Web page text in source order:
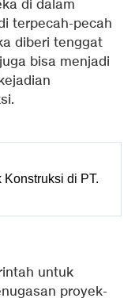
di dalam
terpecah-pecah
diberi tenggat
bisa menjadi
di PT.
untuk
proyek-